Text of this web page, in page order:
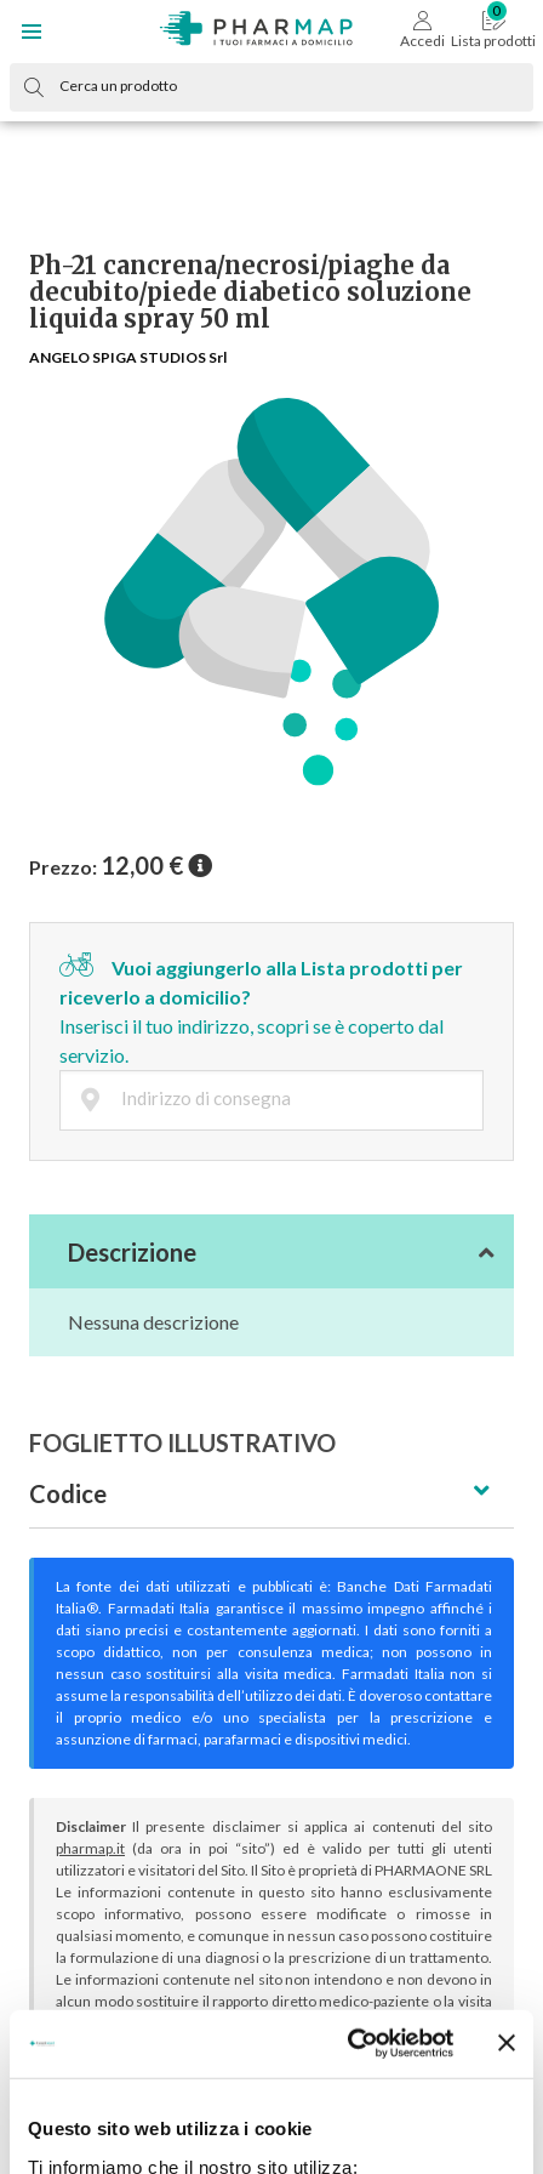
Questo sito web utilizza i cookie
Ti informiamo che il nostro sito utilizza:
Accedi Lista prodotti
Ph-21 cancrena/necrosi/piaghe da
decubito/piede diabetico soluzione
liquida spray 50 ml
ANGELO SPIGA STUDIOS Srl
Prezzo: 12,00 €
Vuoi aggiungerlo alla Lista prodotti per
riceverlo a domicilio?
Inserisci il tuo indirizzo, scopri se è coperto dal
servizio.
Descrizione
Nessuna descrizione
FOGLIETTO ILLUSTRATIVO
Codice
La fonte dei dati utilizzati e pubblicati è: Banche Dati Farmadati
Italia®. Farmadati Italia garantisce il massimo impegno affinché i
dati siano precisi e costantemente aggiornati. I dati sono forniti a
scopo didattico, non per consulenza medica; non possono in
nessun caso sostituirsi alla visita medica. Farmadati Italia non si
assume la responsabilità dell’utilizzo dei dati. È doveroso contattare
il proprio medico e/o uno specialista per la prescrizione e
assunzione di farmaci, parafarmaci e dispositivi medici.
Disclaimer Il presente disclaimer si applica ai contenuti del sito
pharmap.it (da ora in poi “sito”) ed è valido per tutti gli utenti
utilizzatori e visitatori del Sito. Il Sito è proprietà di PHARMAONE SRL
Le informazioni contenute in questo sito hanno esclusivamente
scopo informativo, possono essere modificate o rimosse in
qualsiasi momento, e comunque in nessun caso possono costituire
la formulazione di una diagnosi o la prescrizione di un trattamento.
Le informazioni contenute nel sito non intendono e non devono in
alcun modo sostituire il rapporto diretto medico-paziente o la visita
specialistica. Si raccomanda di chiedere sempre il parere del
proprio medico curante e/o di specialisti riguardo qualsiasi